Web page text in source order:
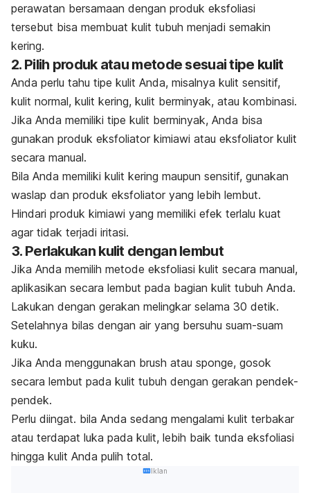
perawatan bersamaan dengan produk eksfoliasi
tersebut bisa membuat kulit tubuh menjadi semakin
kering.
2. Pilih produk atau metode sesuai tipe kulit
Anda perlu tahu tipe kulit Anda, misalnya kulit sensitif,
kulit normal, kulit kering, kulit berminyak, atau kombinasi.
Jika Anda memiliki tipe kulit berminyak, Anda bisa
gunakan produk eksfoliator kimiawi atau eksfoliator kulit
secara manual.
Bila Anda memiliki kulit kering maupun sensitif, gunakan
waslap dan produk eksfoliator yang lebih lembut.
Hindari produk kimiawi yang memiliki efek terlalu kuat
agar tidak terjadi iritasi.
3. Perlakukan kulit dengan lembut
Jika Anda memilih metode eksfoliasi kulit secara manual,
aplikasikan secara lembut pada bagian kulit tubuh Anda.
Lakukan dengan gerakan melingkar selama 30 detik.
Setelahnya bilas dengan air yang bersuhu suam-suam
kuku.
Jika Anda menggunakan brush atau sponge, gosok
secara lembut pada kulit tubuh dengan gerakan pendek-
pendek.
Perlu diingat. bila Anda sedang mengalami kulit terbakar
atau terdapat luka pada kulit, lebih baik tunda eksfoliasi
hingga kulit Anda pulih total.
Iklan